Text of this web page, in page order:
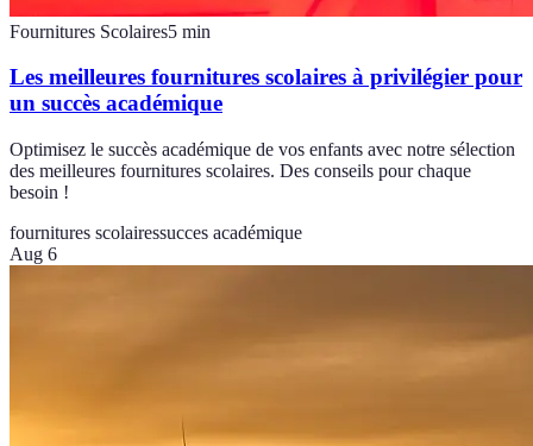
Fournitures Scolaires5 min
Les meilleures fournitures scolaires à privilégier pour
un succès académique
Optimisez le succès académique de vos enfants avec notre sélection
des meilleures fournitures scolaires. Des conseils pour chaque
besoin !
fournitures scolairessucces académique
Aug 6